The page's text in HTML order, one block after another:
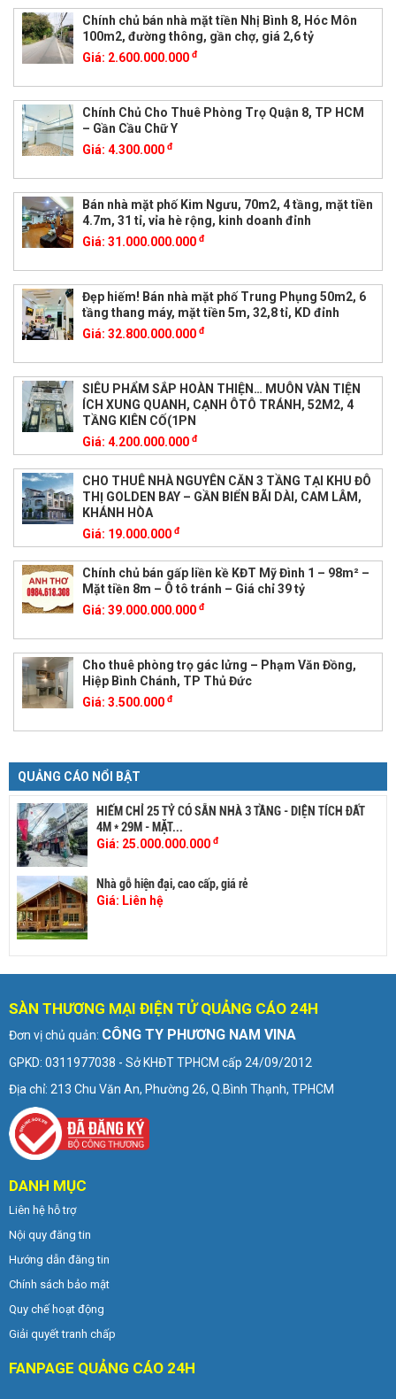
Chính chủ bán nhà mặt tiền Nhị Bình 8, Hóc Môn
100m2, đường thông, gần chợ, giá 2,6 tỷ
Giá: 2.600.000.000 đ
Chính Chủ Cho Thuê Phòng Trọ Quận 8, TP HCM
– Gần Cầu Chữ Y
Giá: 4.300.000 đ
Bán nhà mặt phố Kim Ngưu, 70m2, 4 tầng, mặt tiền
4.7m, 31 tỉ, vỉa hè rộng, kinh doanh đỉnh
Giá: 31.000.000.000 đ
Đẹp hiếm! Bán nhà mặt phố Trung Phụng 50m2, 6
tầng thang máy, mặt tiền 5m, 32,8 tỉ, KD đỉnh
Giá: 32.800.000.000 đ
SIÊU PHẨM SẮP HOÀN THIỆN… MUÔN VÀN TIỆN
ÍCH XUNG QUANH, CẠNH ÔTÔ TRÁNH, 52M2, 4
TẦNG KIÊN CỐ(1PN
Giá: 4.200.000.000 đ
CHO THUÊ NHÀ NGUYÊN CĂN 3 TẦNG TẠI KHU ĐÔ
THỊ GOLDEN BAY – GẦN BIỂN BÃI DÀI, CAM LÂM,
KHÁNH HÒA
Giá: 19.000.000 đ
Chính chủ bán gấp liền kề KĐT Mỹ Đình 1 – 98m² –
Mặt tiền 8m – Ô tô tránh – Giá chỉ 39 tỷ
Giá: 39.000.000.000 đ
Cho thuê phòng trọ gác lửng – Phạm Văn Đồng,
Hiệp Bình Chánh, TP Thủ Đức
Giá: 3.500.000 đ
QUẢNG CÁO NỔI BẬT
HIẾM CHỈ 25 TỶ CÓ SẴN NHÀ 3 TẦNG - DIỆN TÍCH ĐẤT
4M * 29M - MẶT...
Giá: 25.000.000.000 đ
Nhà gỗ hiện đại, cao cấp, giá rẻ
Giá: Liên hệ
SÀN THƯƠNG MẠI ĐIỆN TỬ QUẢNG CÁO 24H
Đơn vị chủ quản: CÔNG TY PHƯƠNG NAM VINA
GPKD: 0311977038 - Sở KHĐT TPHCM cấp 24/09/2012
Địa chỉ: 213 Chu Văn An, Phường 26, Q.Bình Thạnh, TPHCM
DANH MỤC
Liên hệ hỗ trợ
Nội quy đăng tin
Hướng dẫn đăng tin
Chính sách bảo mật
Quy chế hoạt động
Giải quyết tranh chấp
FANPAGE QUẢNG CÁO 24H